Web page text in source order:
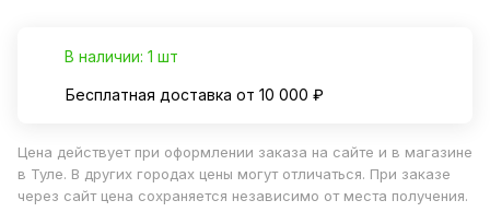
В наличии: 1 шт
Бесплатная доставка от 10 000 ₽
Цена действует при оформлении заказа на сайте и в магазине
в Туле. В других городах цены могут отличаться. При заказе
через сайт цена сохраняется независимо от места получения.